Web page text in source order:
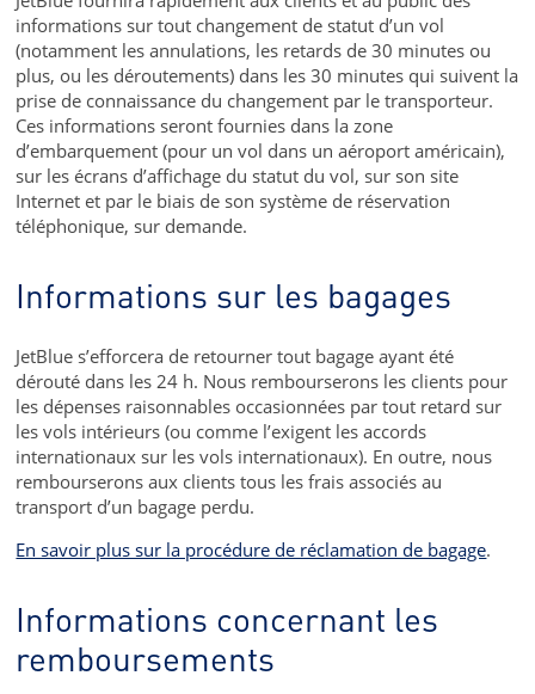
informations sur tout changement de statut d’un vol
(notamment les annulations, les retards de 30 minutes ou
plus, ou les déroutements) dans les 30 minutes qui suivent la
prise de connaissance du changement par le transporteur.
Ces informations seront fournies dans la zone
d’embarquement (pour un vol dans un aéroport américain),
sur les écrans d’affichage du statut du vol, sur son site
Internet et par le biais de son système de réservation
téléphonique, sur demande.
Informations sur les bagages
JetBlue s’efforcera de retourner tout bagage ayant été
dérouté dans les 24 h. Nous rembourserons les clients pour
les dépenses raisonnables occasionnées par tout retard sur
les vols intérieurs (ou comme l’exigent les accords
internationaux sur les vols internationaux). En outre, nous
rembourserons aux clients tous les frais associés au
transport d’un bagage perdu.
En savoir plus sur la procédure de réclamation de bagage.
Informations concernant les
remboursements